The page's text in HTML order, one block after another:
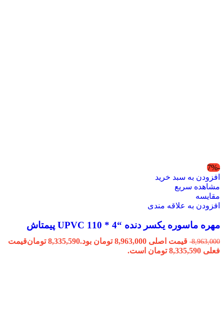
-7%
افزودن به سبد خرید
مشاهده سریع
مقایسه
افزودن به علاقه مندی
مهره ماسوره یکسر دنده “4 * 110 UPVC پیمتاش
8,963,000 قیمت اصلی 8,963,000 تومان بود. 8,335,590 تومانقیمت
فعلی 8,335,590 تومان است.